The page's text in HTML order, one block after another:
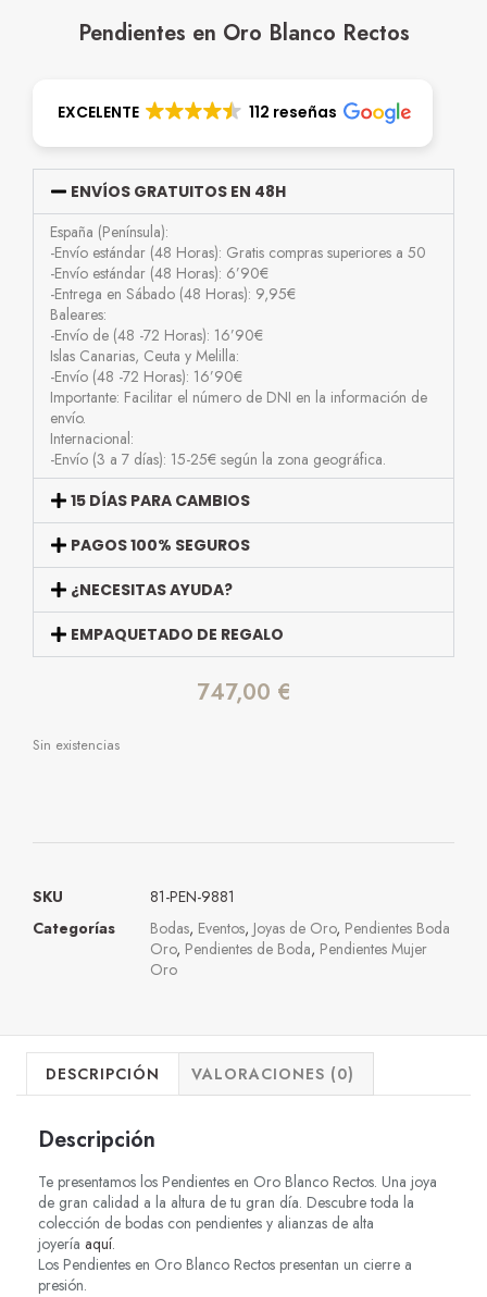
Pendientes en Oro Blanco Rectos
EXCELENTE 112 reseñas
ENVÍOS GRATUITOS EN 48H
España (Península):
-Envío estándar (48 Horas): Gratis compras superiores a 50
-Envío estándar (48 Horas): 6’90€
-Entrega en Sábado (48 Horas): 9,95€
Baleares:
-Envío de (48 -72 Horas): 16’90€
Islas Canarias, Ceuta y Melilla:
-Envío (48 -72 Horas): 16’90€
Importante: Facilitar el número de DNI en la información de
envío.
Internacional:
-Envío (3 a 7 días): 15-25€ según la zona geográfica.
15 DÍAS PARA CAMBIOS
PAGOS 100% SEGUROS
¿NECESITAS AYUDA?
EMPAQUETADO DE REGALO
747,00 €
Sin existencias
SKU
81-PEN-9881
Categorías
Bodas, Eventos, Joyas de Oro, Pendientes Boda
Oro, Pendientes de Boda, Pendientes Mujer
Oro
DESCRIPCIÓN VALORACIONES (0)
Descripción
Te presentamos los Pendientes en Oro Blanco Rectos. Una joya
de gran calidad a la altura de tu gran día. Descubre toda la
colección de bodas con pendientes y alianzas de alta
joyería aquí.
Los Pendientes en Oro Blanco Rectos presentan un cierre a
presión.